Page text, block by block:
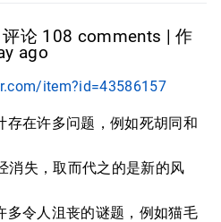
论 108 comments | 作
ago
item?id=43586157
存在许多问题，例如死胡同和
消失，取而代之的是新的风
多令人沮丧的谜题，例如猫毛